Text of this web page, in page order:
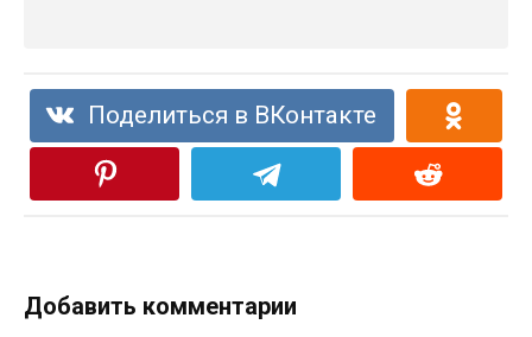
Поделиться в ВКонтакте
Добавить комментарии